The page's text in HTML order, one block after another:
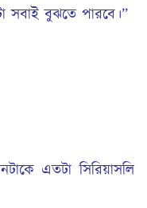
সবাই বুঝতে পারবে।”
এতটা সিরিয়াসলি